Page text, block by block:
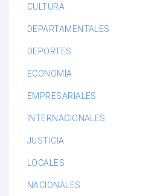
CULTURA
DEPARTAMENTALES
DEPORTES
ECONOMÍA
EMPRESARIALES
INTERNACIONALES
JUSTICIA
LOCALES
NACIONALES